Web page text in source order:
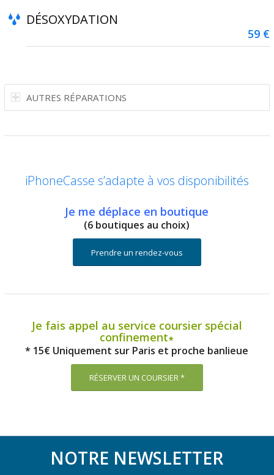
DÉSOXYDATION
59 €
AUTRES RÉPARATIONS
iPhoneCasse s’adapte à vos disponibilités
Je me déplace en boutique
(6 boutiques au choix)
Prendre un rendez-vous
Je fais appel au service coursier spécial
confinement∗
* 15€ Uniquement sur Paris et proche banlieue
RÉSERVER UN COURSIER *
NOTRE NEWSLETTER